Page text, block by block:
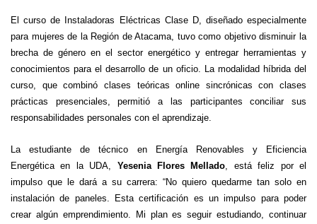
El curso de Instaladoras Eléctricas Clase D, diseñado especialmente
para mujeres de la Región de Atacama, tuvo como objetivo disminuir la
brecha de género en el sector energético y entregar herramientas y
conocimientos para el desarrollo de un oficio. La modalidad híbrida del
curso, que combinó clases teóricas online sincrónicas con clases
prácticas presenciales, permitió a las participantes conciliar sus
responsabilidades personales con el aprendizaje.
La estudiante de técnico en Energía Renovables y Eficiencia
Energética en la UDA, Yesenia Flores Mellado , está feliz por el
impulso que le dará a su carrera: “No quiero quedarme tan solo en
instalación de paneles. Esta certificación es un impulso para poder
crear algún emprendimiento. Mi plan es seguir estudiando, continuar